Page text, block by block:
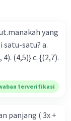
sebuah
yang
terverifikasi
panjang ( 3x +